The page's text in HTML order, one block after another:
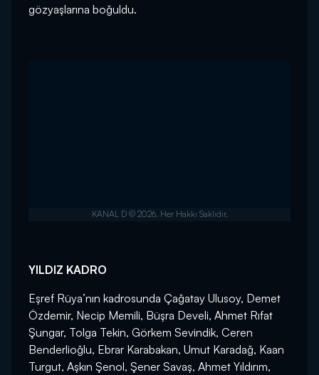
gözyaşlarına boğuldu.
YILDIZ KADRO
Eşref Rüya’nın kadrosunda Çağatay Ulusoy, Demet
Özdemir, Necip Memili, Büşra Develi, Ahmet Rıfat
Şungar, Tolga Tekin, Görkem Sevindik, Ceren
Benderlioğlu, Ebrar Karabakan, Umut Karadağ, Kaan
Turgut, Aşkın Şenol, Şener Savaş, Ahmet Yıldırım,